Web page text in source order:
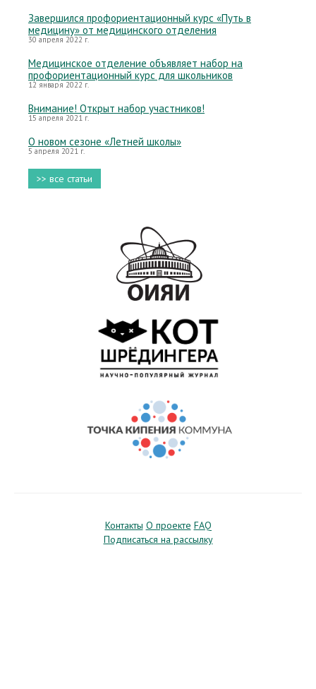
Завершился профориентационный курс «Путь в
медицину» от медицинского отделения
30 апреля 2022 г.
Медицинское отделение объявляет набор на
профориентационный курс для школьников
12 января 2022 г.
Внимание! Открыт набор участников!
15 апреля 2021 г.
О новом сезоне «Летней школы»
5 апреля 2021 г.
>> все статьи
Контакты О проекте FAQ
Подписаться на рассылку